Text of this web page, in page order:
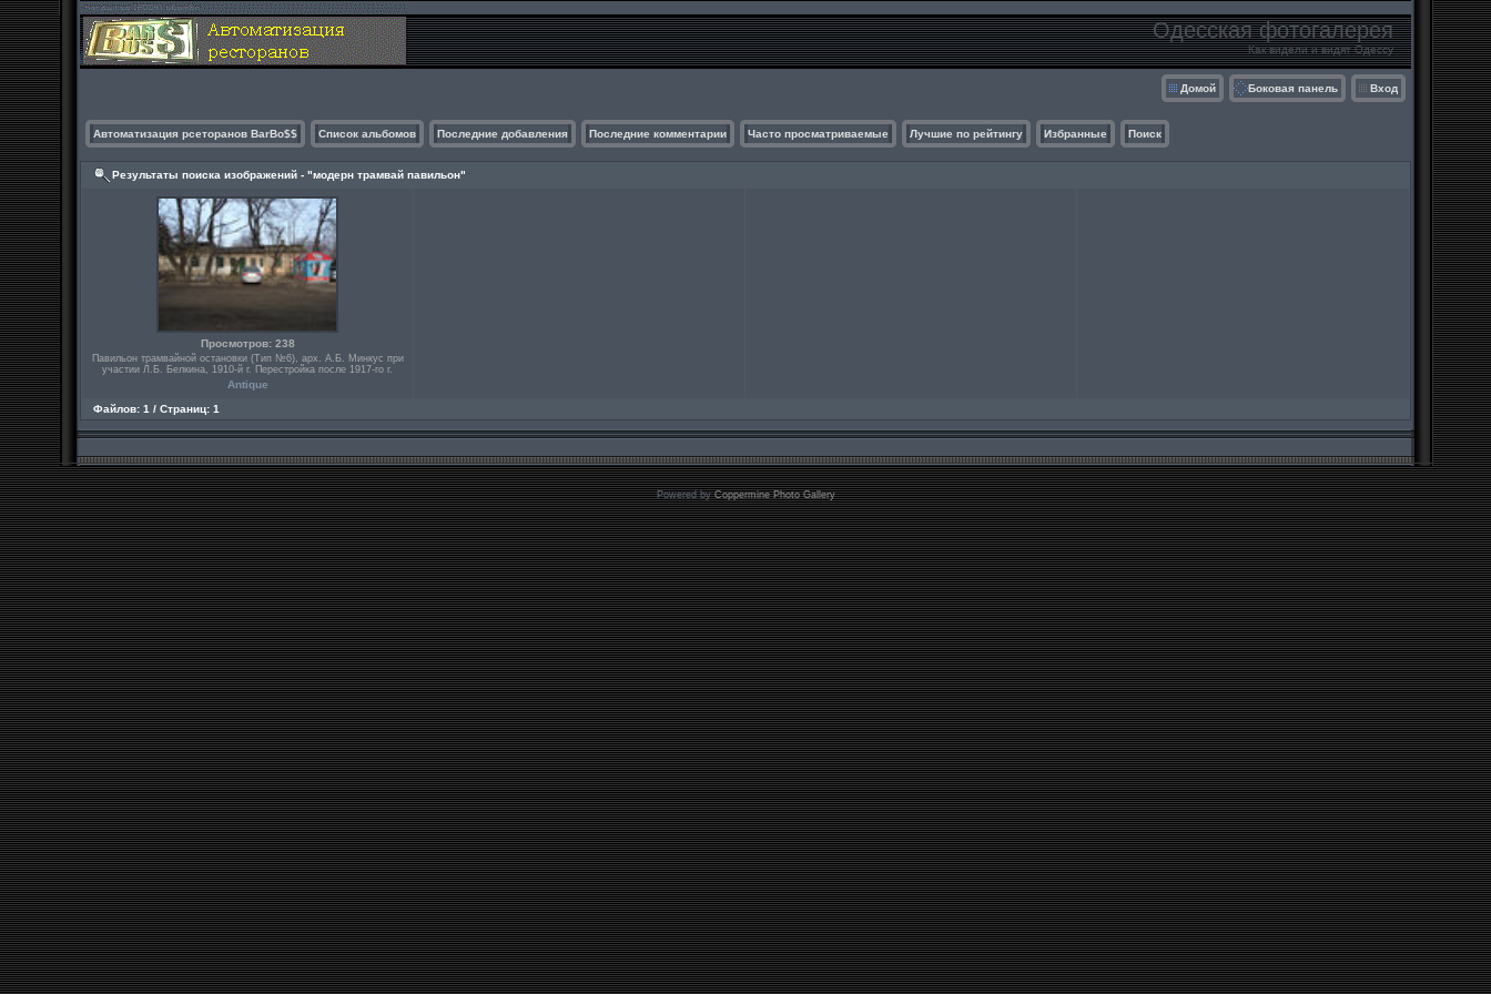
Одесская фотогалерея
Как видели и видят Одессу
Домой Боковая панель Вход
Автоматизация рсеторанов BarBo$$ Список альбомов Последние добавления Последние комментарии Часто просматриваемые Лучшие по рейтингу Избранные Поиск
Результаты поиска изображений - "модерн трамвай павильон"
Просмотров: 238
Павильон трамвайной остановки (Тип №6), арх. А.Б. Минкус при
участии Л.Б. Белкина, 1910-й г. Перестройка после 1917-го г.
Antique
Файлов: 1 / Страниц: 1
Powered byCoppermine Photo Gallery